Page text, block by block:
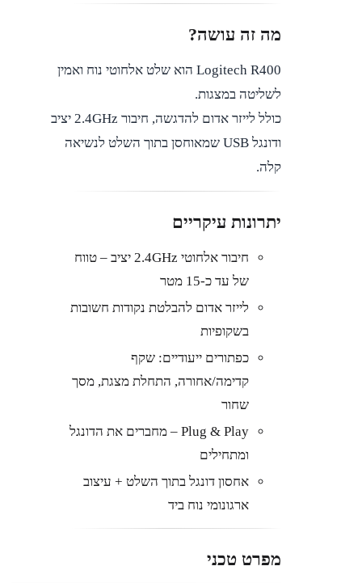
מה זה עושה?
Logitech R400 הוא שלט אלחוטי נוח ואמין
לשליטה במצגות.
כולל לייזר אדום להדגשה, חיבור 2.4GHz יציב
ודונגל USB שמאוחסן בתוך השלט לנשיאה
קלה.
יתרונות עיקריים
חיבור אלחוטי 2.4GHz יציב – טווח
של עד כ-15 מטר
לייזר אדום להבלטת נקודות חשובות
בשקופיות
כפתורים ייעודיים: שקף
קדימה/אחורה, התחלת מצגת, מסך
שחור
Plug & Play – מחברים את הדונגל
ומתחילים
אחסון דונגל בתוך השלט + עיצוב
ארגונומי נוח ביד
מפרט טכני